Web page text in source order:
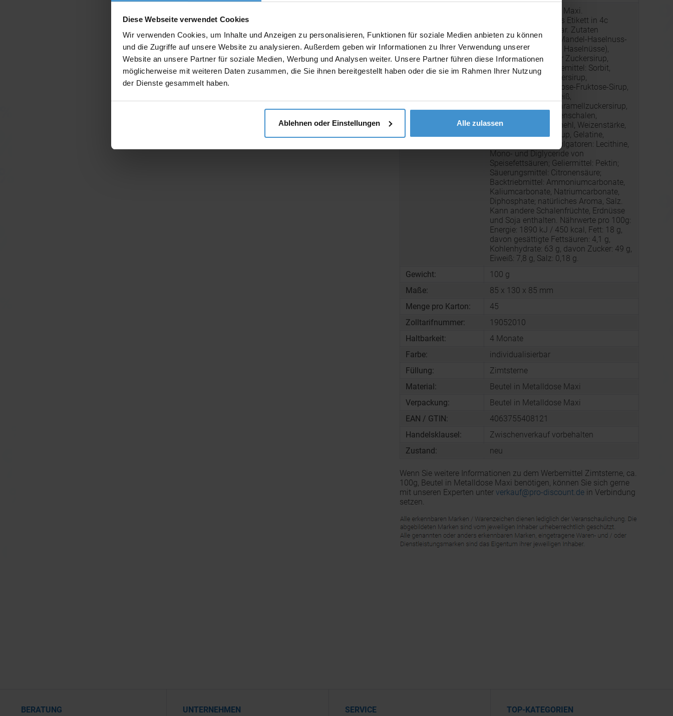
Diese Webseite verwendet Cookies
Wir verwenden Cookies, um Inhalte und Anzeigen zu personalisieren, Funktionen für soziale Medien anbieten zu können
und die Zugriffe auf unsere Website zu analysieren. Außerdem geben wir Informationen zu Ihrer Verwendung unserer
Website an unsere Partner für soziale Medien, Werbung und Analysen weiter. Unsere Partner führen diese Informationen
möglicherweise mit weiteren Daten zusammen, die Sie ihnen bereitgestellt haben oder die sie im Rahmen Ihrer Nutzung
der Dienste gesammelt haben.
Ablehnen oder Einstellungen Alle zulassen
Beschreibung:
Beutel in Metalldose Maxi.
Werbeanbringung als Etikett in 4c
individuell bedruckbar. Zutaten
Zimtsterne: Zucker, Mandel-Haselnuss-
Mischung (Mandeln, Haselnüsse),
Weizenmehl, brauner Zuckersirup,
Palmfett, Feuchthaltemittel: Sorbit,
Invertase; Invertzuckersirup,
Kartoffelstärke, Glukose-Fruktose-Sirup,
Hühnereitrockeneiweiß,
Süßmolkenpulver, Karamellzuckersirup,
Rapsöl, Zimt, Orangenschalen,
Apfelmark, Roggenmehl, Weizenstärke,
Gewürze, Glukosesirup, Gelatine,
Aprikosenkerne, Emulgatoren: Lecithine,
Mono- und Diglyceride von
Speisefettsäuren; Geliermittel: Pektin;
Säuerungsmittel: Citronensäure;
Backtriebmittel: Ammoniumcarbonate,
Kaliumcarbonate, Natriumcarbonate,
Diphosphate; natürliches Aroma, Salz.
Kann andere Schalenfrüchte, Erdnüsse
und Soja enthalten. Nährwerte pro 100g:
Energie: 1890 kJ / 450 kcal, Fett: 18 g,
davon gesättigte Fettsäuren: 4,1 g,
Kohlenhydrate: 63 g, davon Zucker: 49 g,
Eiweiß: 7,8 g, Salz: 0,18 g.
Gewicht:
100 g
Maße:
85 x 130 x 85 mm
Menge pro Karton:
45
Zolltarifnummer:
19052010
Haltbarkeit:
4 Monate
Farbe:
individualisierbar
Füllung:
Zimtsterne
Material:
Beutel in Metalldose Maxi
Verpackung:
Beutel in Metalldose Maxi
EAN / GTIN:
4063755408121
Handelsklausel:
Zwischenverkauf vorbehalten
Zustand:
neu
Wenn Sie weitere Informationen zu dem Werbemittel Zimtsterne, ca.
100g, Beutel in Metalldose Maxi benötigen, können Sie sich gerne
mit unseren Experten unter verkauf@pro-discount.dein Verbindung
setzen.
BERATUNG UNTERNEHMEN SERVICE TOP-KATEGORIEN